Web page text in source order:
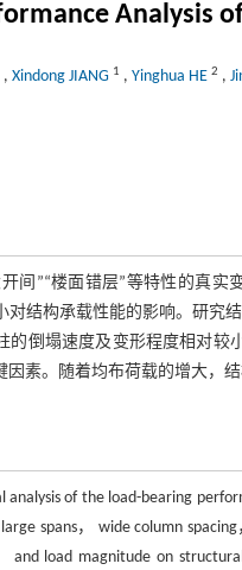
Analysis
, Xindong JIANG 1 , Yinghua HE 2 ,
间”“楼面错层”等特性的真
对结构承载性能的影响。研究
的倒塌速度及变形程度相对较
素。随着均布荷载的增大，结
analysis of the load-bearing
spans， wide column
load magnitude on